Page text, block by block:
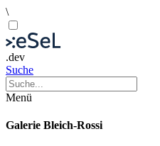
\
.dev
Suche
Menü
Galerie Bleich-Rossi